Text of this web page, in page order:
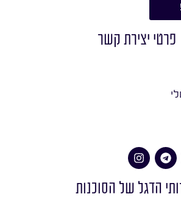
פרטי יצירת קשר
הדגל של הסוכנות